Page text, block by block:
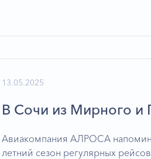
13.05.2025
В Сочи из Мирного и
Авиакомпания АЛРОСА
летний сезон регулярных